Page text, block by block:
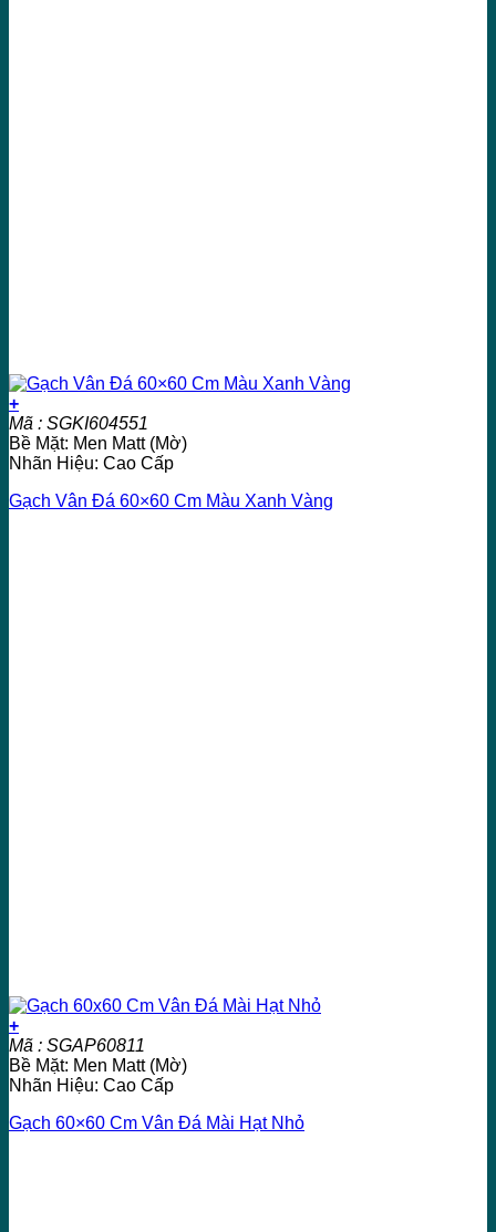
+
Mã : SGKI604551
Bề Mặt: Men Matt (Mờ)
Nhãn Hiệu: Cao Cấp
Gạch Vân Đá 60×60 Cm Màu Xanh Vàng
+
Mã : SGAP60811
Bề Mặt: Men Matt (Mờ)
Nhãn Hiệu: Cao Cấp
Gạch 60×60 Cm Vân Đá Mài Hạt Nhỏ